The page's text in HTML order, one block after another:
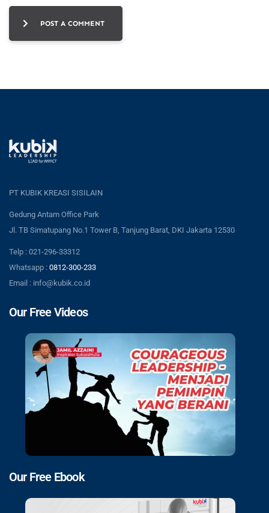
POST A COMMENT
PT KUBIK KREASI SISILAIN
Gedung Antam Office Park
Jl. TB Simatupang No.1 Tower B, Tanjung Barat, DKI Jakarta 12530
Telp : 021-296-33312
Whatsapp : 0812-300-233
Email : info@kubik.co.id
Our Free Videos
Our Free Ebook